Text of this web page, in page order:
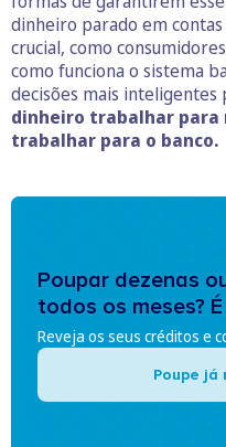
dinheiro parado em
crucial, como
como funciona o sistema
decisões mais inteligentes
dinheiro trabalhar para
trabalhar para o banco.
Poupar dezenas
todos os meses?
Reveja os seus créditos e
Poupe já